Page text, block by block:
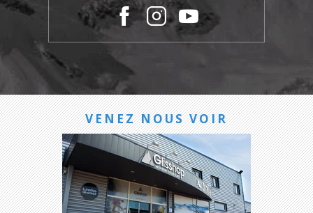
VENEZ NOUS VOIR